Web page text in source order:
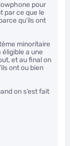
pour
par ce que le
qu’ils ont
minoritaire
éligible a une
et au final on
ont ou bien
on s’est fait